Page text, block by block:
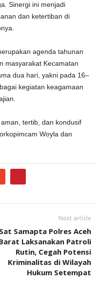
Sinergi ini menjadi
dan ketertiban di
agenda tahunan
masyarakat Kecamatan
dua hari, yakni pada 16–
kegiatan keagamaan
tertib, dan kondusif
Woyla dan
Next article
Sat Samapta Polres Aceh
Laksanakan Patroli
Rutin, Cegah Potensi
Kriminalitas di Wilayah
Hukum Setempat